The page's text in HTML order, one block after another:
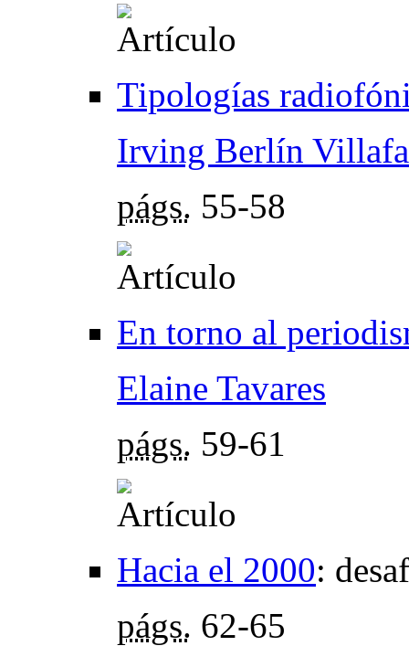
Tipologías
Irving Berlín
págs. 55-58
En torno al
Elaine Tavares
págs. 59-61
Hacia el 2000:
págs. 62-65